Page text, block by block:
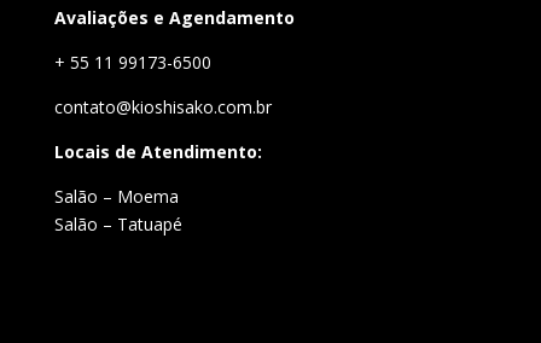
Avaliações e Agendamento
+ 55 11 99173-6500
contato@kioshisako.com.br
Locais de Atendimento:
Salão – Moema
Salão – Tatuapé